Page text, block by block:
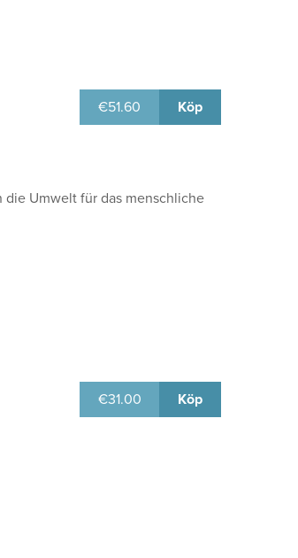
€51.60 Köp
Umwelt für das menschliche
€31.00 Köp